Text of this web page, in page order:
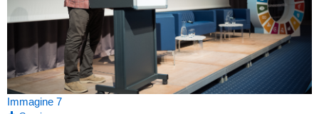
Immagine 7